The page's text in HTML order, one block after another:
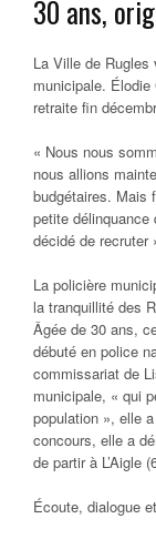
30 ans,
La Ville de Rugles
municipale. Élodie
retraite fin
« Nous nous
nous allions
budgétaires. Mais
petite
décidé de recruter
La policière
la tranquillité des
Âgée de 30 ans,
débuté en police
commissariat de
municipale, « qui
population », elle
concours, elle a
de partir à L’Aigle
Écoute, dialogue